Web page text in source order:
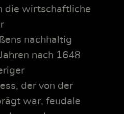
die wirtschaftliche
nachhaltig
nach 1648
der von der
war, feudale